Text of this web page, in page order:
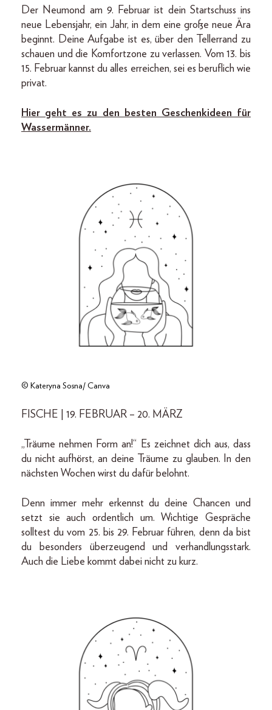
Der Neumond am 9. Februar ist dein Startschuss ins
neue Lebensjahr, ein Jahr, in dem eine große neue Ära
beginnt. Deine Aufgabe ist es, über den Tellerrand zu
schauen und die Komfortzone zu verlassen. Vom 13. bis
15. Februar kannst du alles erreichen, sei es beruflich wie
privat.
Hier geht es zu den besten Geschenkideen für
Wassermänner.
© Kateryna Sosna/ Canva
FISCHE | 19. FEBRUAR – 20. MÄRZ
„Träume nehmen Form an!“ Es zeichnet dich aus, dass
du nicht aufhörst, an deine Träume zu glauben. In den
nächsten Wochen wirst du dafür belohnt.
Denn immer mehr erkennst du deine Chancen und
setzt sie auch ordentlich um. Wichtige Gespräche
solltest du vom 25. bis 29. Februar führen, denn da bist
du besonders überzeugend und verhandlungsstark.
Auch die Liebe kommt dabei nicht zu kurz.